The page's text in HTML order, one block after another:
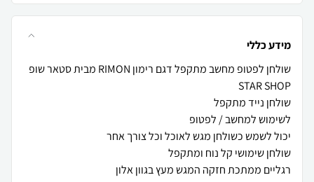
מידע כללי
שולחן לפטופ מחשב מתקפל דגם רימון RIMON מבית סטאר שופ